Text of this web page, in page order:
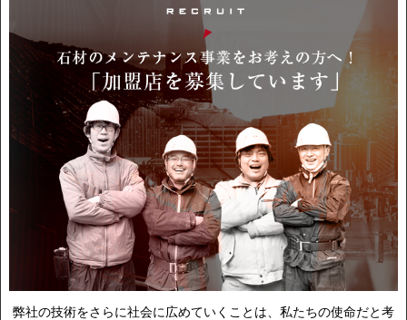
弊社の技術をさらに社会に広めていくことは、私たちの使命だと考